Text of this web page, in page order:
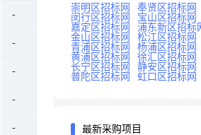
崇明区招标网
奉贤区招标网
闵行区招标网
宝山区招标网
嘉定区招标网
浦东新区招标
金山区招标网
松江区招标网
青浦区招标网
杨浦区招标网
黄浦区招标网
徐汇区招标网
长宁区招标网
静安区招标网
普陀区招标网
虹口区招标网
最新采购项目